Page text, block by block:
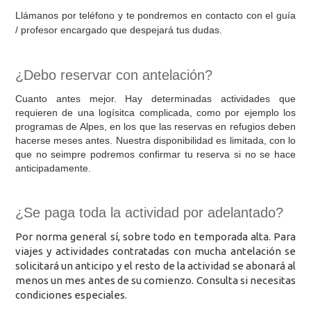
Llámanos por teléfono y te pondremos en contacto con el guía
/ profesor encargado que despejará tus dudas.
¿Debo reservar con antelación?
Cuanto antes mejor. Hay determinadas actividades que
requieren de una logísitca complicada, como por ejemplo los
programas de Alpes, en los que las reservas en refugios deben
hacerse meses antes. Nuestra disponibilidad es limitada, con lo
que no seimpre podremos confirmar tu reserva si no se hace
anticipadamente.
¿Se paga toda la actividad por adelantado?
Por norma general sí, sobre todo en temporada alta. Para
viajes y actividades contratadas con mucha antelación se
solicitará un anticipo y el resto de la actividad se abonará al
menos un mes antes de su comienzo. Consulta si necesitas
condiciones especiales.